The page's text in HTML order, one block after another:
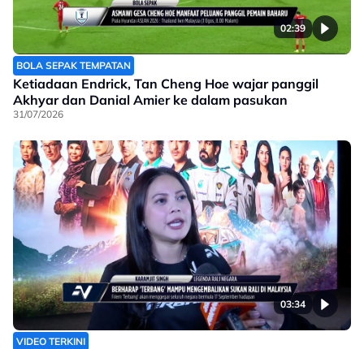
02:39
BOLA SEPAK TEMPATAN
Ketiadaan Endrick, Tan Cheng Hoe wajar panggil
Akhyar dan Danial Amier ke dalam pasukan
31/07/2026
03:34
VIDEO TERKINI